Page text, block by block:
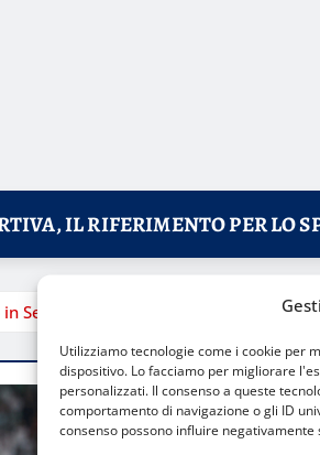
Utilizziamo tecnologie come i cookie per
dispositivo. Lo facciamo per migliorare
personalizzati. Il consenso a queste
comportamento di navigazione o gli ID
consenso possono influire
IL RIFERIMENTO PER LO
Serie A passa dall’ingaggio